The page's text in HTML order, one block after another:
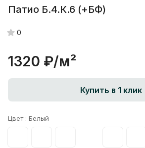
Патио Б.4.К.6 (+БФ)
0
1320 ₽/м²
Купить в 1 клик
Цвет : Белый